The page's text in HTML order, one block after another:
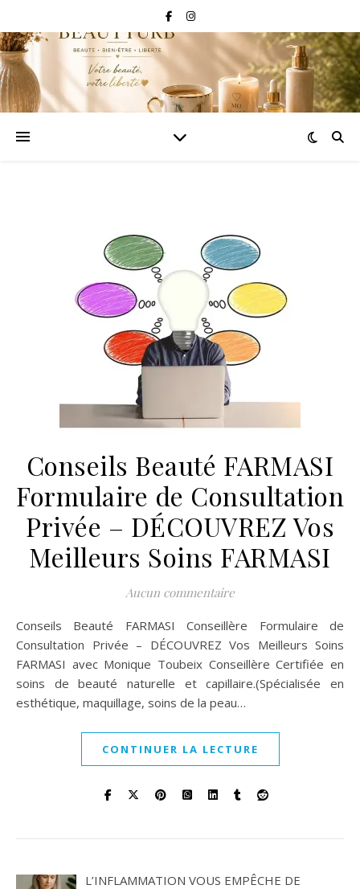
Conseils Beauté FARMASI
Formulaire de Consultation
Privée – DÉCOUVREZ Vos
Meilleurs Soins FARMASI
Aucun commentaire
Conseils Beauté FARMASI Conseillère Formulaire de
Consultation Privée – DÉCOUVREZ Vos Meilleurs Soins
FARMASI avec Monique Toubeix Conseillère Certifiée en
soins de beauté naturelle et capillaire.(Spécialisée en
esthétique, maquillage, soins de la peau…
CONTINUER LA LECTURE
L’INFLAMMATION VOUS EMPÊCHE DE